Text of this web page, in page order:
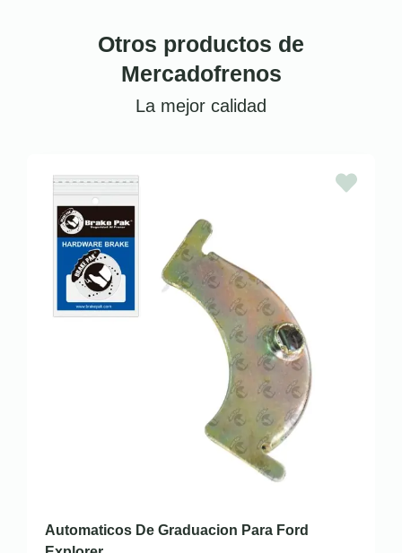
Otros productos de
Mercadofrenos
La mejor calidad
Automaticos De Graduacion Para Ford